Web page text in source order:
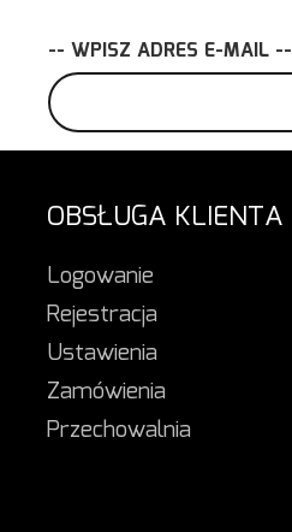
-- WPISZ ADRES E-MAIL --
OBSŁUGA KLIENTA
Logowanie
Rejestracja
Ustawienia
Zamówienia
Przechowalnia